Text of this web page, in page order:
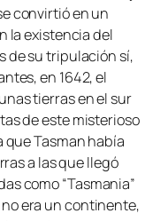
convirtió en un
la existencia del
de su tripulación sí,
en 1642, el
tierras en el sur
de este misterioso
Tasman había
a las que llegó
como “Tasmania”
era un continente,